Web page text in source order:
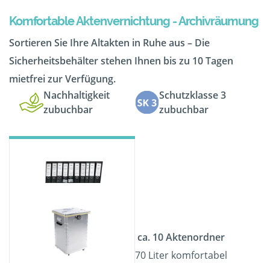
Komfortable Aktenvernichtung - Archivräumung
Sortieren Sie Ihre Altakten in Ruhe aus – Die
Sicherheitsbehälter stehen Ihnen bis zu 10 Tagen
mietfrei zur Verfügung.
Nachhaltigkeit
zubuchbar
Schutzklasse 3
zubuchbar
ca. 10 Aktenordner
70 Liter komfortabel